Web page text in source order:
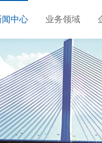
闻中心 业务领域